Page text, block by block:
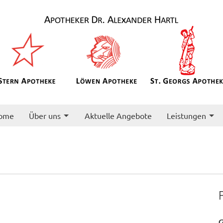
Über uns Aktuelle Angebote Leistungen